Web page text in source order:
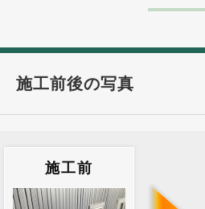
施工前後の写真
施工前